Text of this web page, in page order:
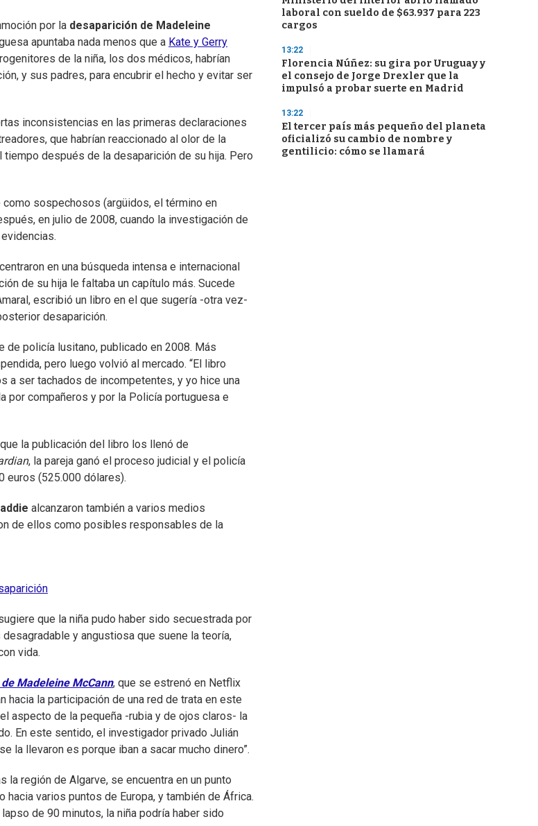
por la desaparición de Madeleine
apuntaba nada menos que a Kate y Gerry
de la niña, los dos médicos, habrían
y sus padres, para encubrir el hecho y evitar ser
inconsistencias en las primeras declaraciones
que habrían reaccionado al olor de la
tiempo después de la desaparición de su hija. Pero
sospechosos (argüidos, el término en
en julio de 2008, cuando la investigación de
en una búsqueda intensa e internacional
de su hija le faltaba un capítulo más. Sucede
escribió un libro en el que sugería -otra vez-
desaparición.
policía lusitano, publicado en 2008. Más
pero luego volvió al mercado. “El libro
a ser tachados de incompetentes, y yo hice una
por compañeros y por la Policía portuguesa e
la publicación del libro los llenó de
, la pareja ganó el proceso judicial y el policía
euros (525.000 dólares).
alcanzaron también a varios medios
de ellos como posibles responsables de la
que la niña pudo haber sido secuestrada por
y angustiosa que suene la teoría,
vida.
Madeleine McCann, que se estrenó en Netflix
hacia la participación de una red de trata en este
aspecto de la pequeña -rubia y de ojos claros- la
En este sentido, el investigador privado Julián
la llevaron es porque iban a sacar mucho dinero”.
región de Algarve, se encuentra en un punto
varios puntos de Europa, y también de África.
de 90 minutos, la niña podría haber sido
laboral con sueldo de $63.937 para 223
cargos
13:22
Florencia Núñez: su gira por Uruguay y
el consejo de Jorge Drexler que la
impulsó a probar suerte en Madrid
13:22
El tercer país más pequeño del planeta
oficializó su cambio de nombre y
gentilicio: cómo se llamará